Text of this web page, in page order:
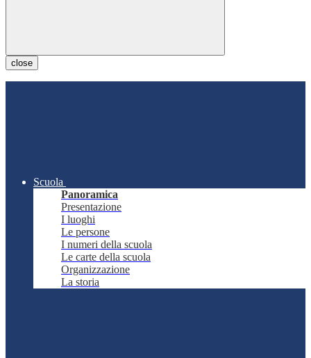
close
Scuola
Panoramica
Presentazione
I luoghi
Le persone
I numeri della scuola
Le carte della scuola
Organizzazione
La storia